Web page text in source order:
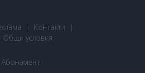
Контакти
Общи условия
Абонамент